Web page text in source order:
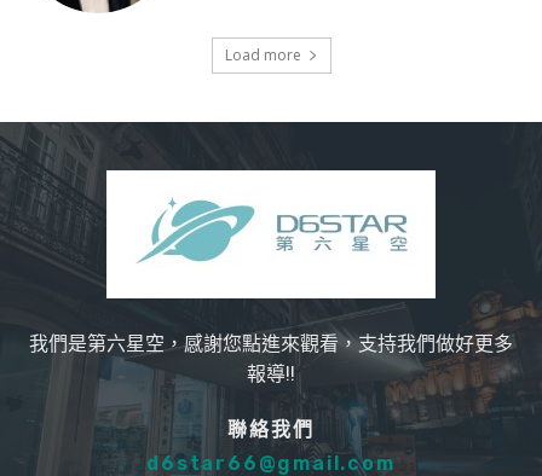
Load more
我們是第六星空，感謝您點進來觀看，支持我們做好更多
報導!!
聯絡我們
d6star66@gmail.com